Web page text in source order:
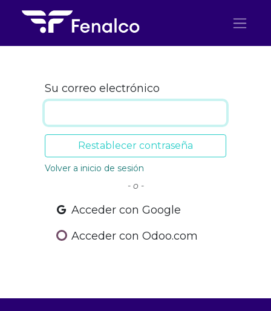
Su correo electrónico
Restablecer contraseña
Volver a inicio de sesión
- o -
Acceder con Google
Acceder con Odoo.com